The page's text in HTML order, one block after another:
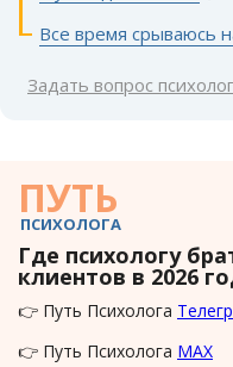
Все время срываюсь
Задать вопрос
ПУТЬ
ПСИХОЛОГА
Где психологу
клиентов в 2026
👉 Путь Психолога
👉 Путь Психолога MAX